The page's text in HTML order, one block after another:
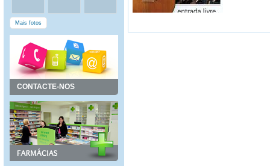
Mais fotos
CONTACTE-NOS